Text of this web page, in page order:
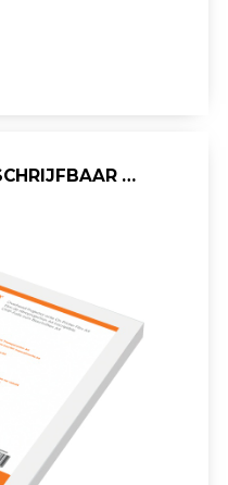
TRANSPARANT NOBO BESCHRIJFBAAR A4/PK 100